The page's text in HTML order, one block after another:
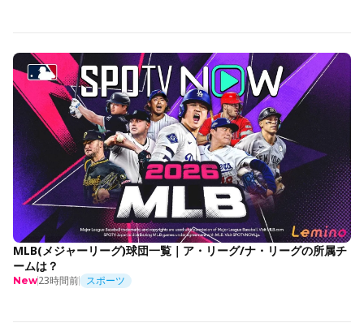
MLB(メジャーリーグ)球団一覧｜ア・リーグ/ナ・リーグの所属チ
ームは？
New23時間前 スポーツ